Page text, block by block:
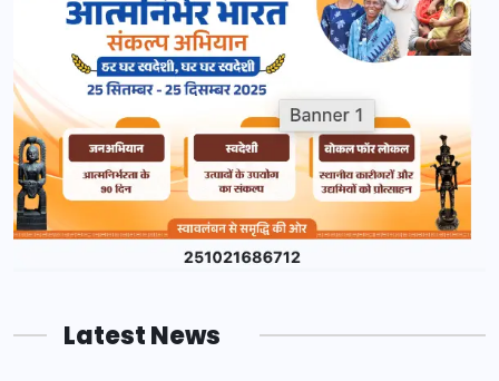
Latest News